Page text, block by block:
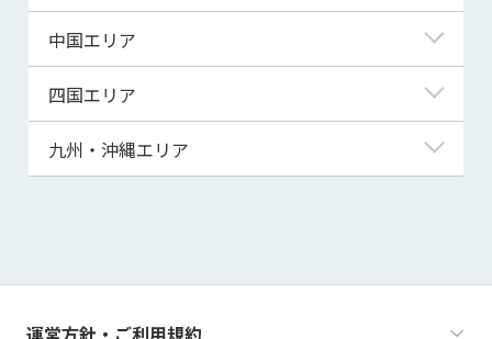
秋田県
山形県
千葉県
茨城県
群馬県
福井県
山梨県
長野県
静岡県
三重県
滋賀県
京都府
大阪府
兵庫県
和歌山県
中国エリア
鳥取県
島根県
山口県
四国エリア
徳島県
高知県
九州・沖縄エリア
運営方針・ご利用規約